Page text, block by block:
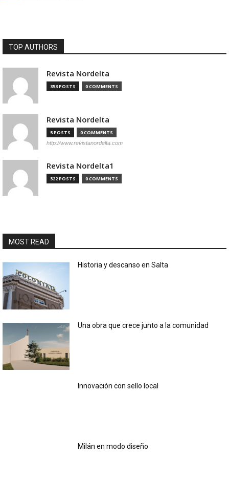
TOP AUTHORS
Revista Nordelta
353 POSTS 0 COMMENTS
Revista Nordelta
5 POSTS 0 COMMENTS
http://www.revistanordelta.com
Revista Nordelta1
322 POSTS 0 COMMENTS
MOST READ
Historia y descanso en Salta
Una obra que crece junto a la comunidad
Innovación con sello local
Milán en modo diseño